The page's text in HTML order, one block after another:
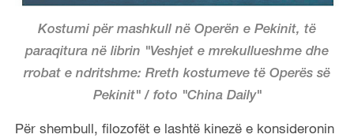
Kostumi për mashkull në Operën e Pekinit, të
paraqitura në librin "Veshjet e mrekullueshme dhe
rrobat e ndritshme: Rreth kostumeve të Operës së
Pekinit" / foto "China Daily"
Për shembull, filozofët e lashtë kinezë e konsideronin